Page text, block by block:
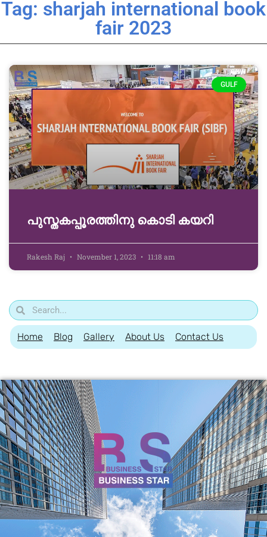
Tag: sharjah international book
fair 2023
GULF
പുസ്തകപ്പൂരത്തിനു കൊടി കയറി
Rakesh Raj November 1, 2023 11:18 am
Home Blog Gallery About Us Contact Us